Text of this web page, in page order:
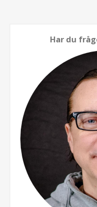
Har du